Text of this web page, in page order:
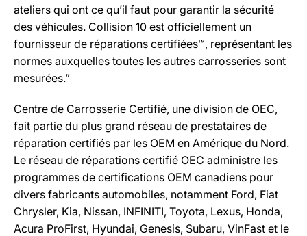
ateliers qui ont ce qu’il faut pour garantir la sécurité
des véhicules. Collision 10 est officiellement un
fournisseur de réparations certifiées™, représentant les
normes auxquelles toutes les autres carrosseries sont
mesurées.”
Centre de Carrosserie Certifié, une division de OEC,
fait partie du plus grand réseau de prestataires de
réparation certifiés par les OEM en Amérique du Nord.
Le réseau de réparations certifié OEC administre les
programmes de certifications OEM canadiens pour
divers fabricants automobiles, notamment Ford, Fiat
Chrysler, Kia, Nissan, INFINITI, Toyota, Lexus, Honda,
Acura ProFirst, Hyundai, Genesis, Subaru, VinFast et le